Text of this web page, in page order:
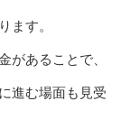
ます。
があることで、
進む場面も見受